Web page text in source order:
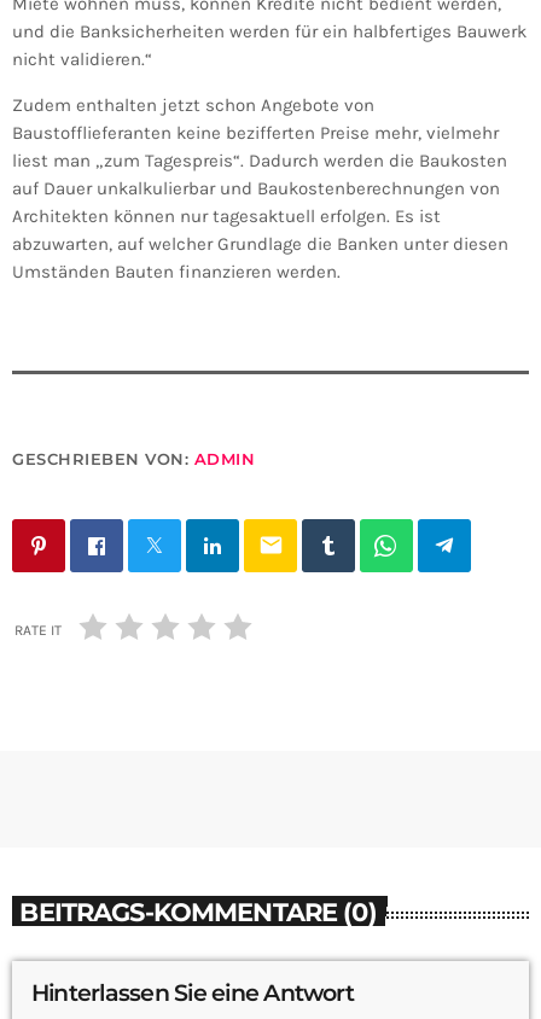
und die Banksicherheiten werden für ein halbfertiges Bauwerk
nicht validieren.“
Zudem enthalten jetzt schon Angebote von
Baustofflieferanten keine bezifferten Preise mehr, vielmehr
liest man „zum Tagespreis“. Dadurch werden die Baukosten
auf Dauer unkalkulierbar und Baukostenberechnungen von
Architekten können nur tagesaktuell erfolgen. Es ist
abzuwarten, auf welcher Grundlage die Banken unter diesen
Umständen Bauten finanzieren werden.
GESCHRIEBEN VON: ADMIN
email
RATE IT
BEITRAGS-KOMMENTARE (0)
Hinterlassen Sie eine Antwort